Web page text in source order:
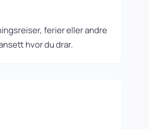
ferier eller andre
hvor du drar.